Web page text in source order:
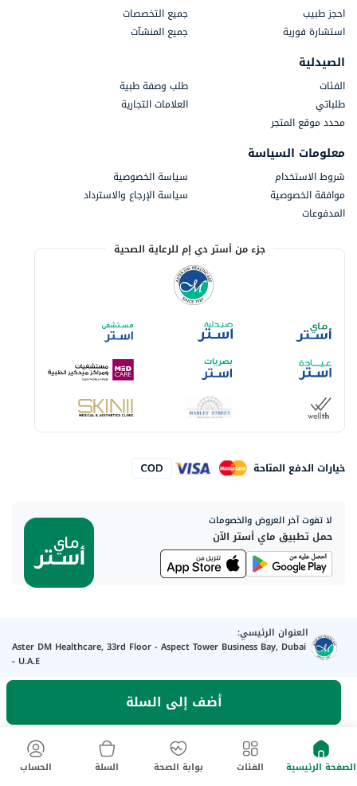
أضف إلى السلة
احجز طبيب
جميع التخصصات
استشارة فورية
جميع المنشآت
الصيدلية
الفئات
طلب وصفة طبية
طلباتي
العلامات التجارية
محدد موقع المتجر
معلومات السياسة
شروط الاستخدام
سياسة الخصوصية
موافقة الخصوصية
سياسة الإرجاع والاسترداد
المدفوعات
جزء من أستر دي إم للرعاية الصحية
خيارات الدفع المتاحة
لا تفوت آخر العروض والخصومات
حمل تطبيق ماي أستر الآن
العنوان الرئيسي:
Aster DM Healthcare, 33rd Floor - Aspect Tower Business Bay, Dubai
- U.A.E
تواصل معنا
الصفحة الرئيسية الفئات بوابة الصحة السلة الحساب